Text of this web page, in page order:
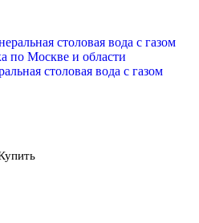
столовая вода с газом